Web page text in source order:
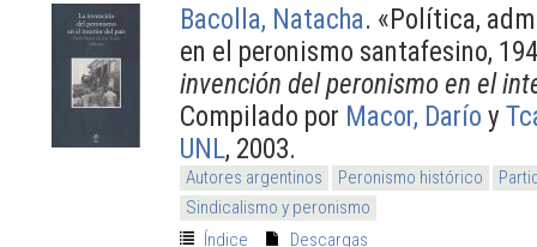
Bacolla, Natacha. «Política,
en el peronismo santafesino,
invención del peronismo en el
Compilado por Macor, Darío y
UNL, 2003.
Autores argentinos Peronismo histórico
Sindicalismo y peronismo
Índice
Descargas